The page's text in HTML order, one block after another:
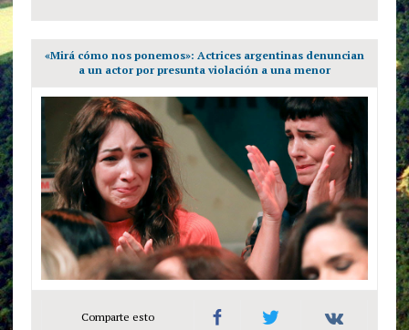
«Mirá cómo nos ponemos»: Actrices argentinas denuncian
a un actor por presunta violación a una menor
Comparte esto